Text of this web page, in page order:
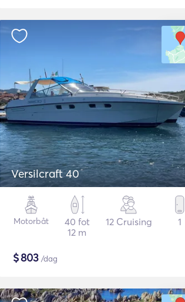
Versilcraft 40
Motorbåt
40 fot
12 m
12 Cruising 1
$803 /dag